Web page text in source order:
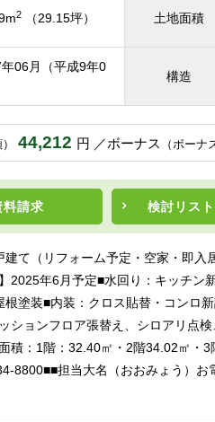
2 （29.15坪） 土地面積
06月（平成9年0
構造
44,212 円 ボーナス （ボーナ
料請求 検討リスト
建て（リフォーム予定・空家・即入
年6月予定■水回り：キッチン
塗装■内装：クロス貼替・コンロ
ションフロア張替え、シロアリ点
積：1階：32.40㎡・2階34.02㎡
8800■■担当大名（おおみょう）